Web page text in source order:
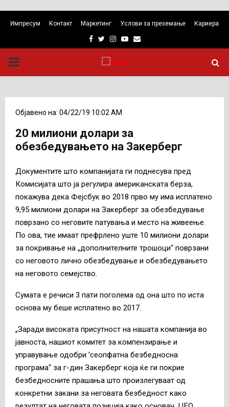
Импресум Контакт Маркетинг Услови за преземање Кариера
Facebook
TwitterInstagram
Youtube
Email
PRIMARY
Објавено на: 04/22/19 10:02 AM
20 милиони долари за
обезбедувањето на Закерберг
Документите што компанијата ги поднесува пред
Комисијата што ја регулира американската берза,
покажува дека Фејсбук во 2018 прво му има исплатено
9,95 милиони долари на Закерберг за обезбедување
поврзано со неговите патувања и место на живеење.
По ова, тие имаат префрлено уште 10 милиони долари
за покривање на „дополнителните трошоци“ поврзани
со неговото лично обезбедување и обезбедувањето
на неговото семејство.
Сумата е речиси 3 пати поголема од она што по иста
основа му беше исплатено во 2017.
„Заради високата присутност на нашата компанија во
јавноста, нашиот комитет за компензирање и
управување одобри ’сеопфатна безбедносна
програма“ за г-дин Закерберг која ќе ги покрие
безбедносните прашања што произлегуваат од
конкретни закани за неговата безбедност како